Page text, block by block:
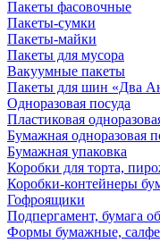
Пакеты фасовочные
Пакеты-сумки
Пакеты-майки
Пакеты для мусора
Вакуумные пакеты
Пакеты для шин «Два
Одноразовая посуда
Пластиковая
Бумажная одноразовая
Бумажная упаковка
Коробки для торта,
Коробки-контейнеры
Гофроящики
Подпергамент, бумага
Формы бумажные,